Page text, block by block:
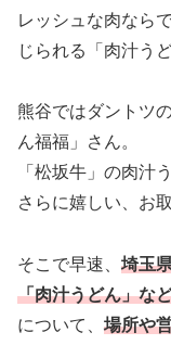
レッシュな肉なら
じられる「肉汁う
熊谷ではダントツ
ん福福」さん。
「松坂牛」の肉汁
さらに嬉しい、お
そこで早速、 埼玉
「肉汁うどん」な
について、 場所や